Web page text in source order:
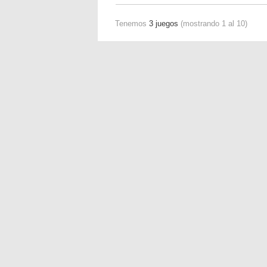
Tenemos 3 juegos (mostrando 1 al 10)